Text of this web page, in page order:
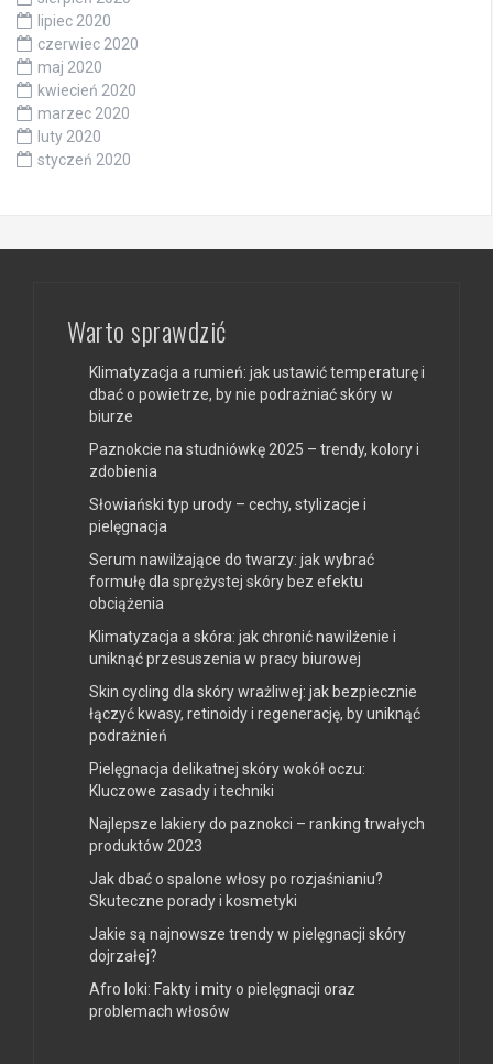
lipiec 2020
czerwiec 2020
maj 2020
kwiecień 2020
marzec 2020
luty 2020
styczeń 2020
Warto sprawdzić
Klimatyzacja a rumień: jak ustawić temperaturę i
dbać o powietrze, by nie podrażniać skóry w
biurze
Paznokcie na studniówkę 2025 – trendy, kolory i
zdobienia
Słowiański typ urody – cechy, stylizacje i
pielęgnacja
Serum nawilżające do twarzy: jak wybrać
formułę dla sprężystej skóry bez efektu
obciążenia
Klimatyzacja a skóra: jak chronić nawilżenie i
uniknąć przesuszenia w pracy biurowej
Skin cycling dla skóry wrażliwej: jak bezpiecznie
łączyć kwasy, retinoidy i regenerację, by uniknąć
podrażnień
Pielęgnacja delikatnej skóry wokół oczu:
Kluczowe zasady i techniki
Najlepsze lakiery do paznokci – ranking trwałych
produktów 2023
Jak dbać o spalone włosy po rozjaśnianiu?
Skuteczne porady i kosmetyki
Jakie są najnowsze trendy w pielęgnacji skóry
dojrzałej?
Afro loki: Fakty i mity o pielęgnacji oraz
problemach włosów